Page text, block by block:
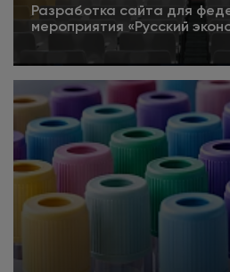
Разработка сайта для
мероприятия «Русский
Подробнее